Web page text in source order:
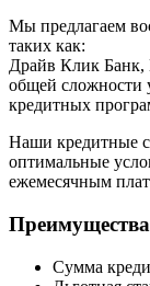
Мы предлагаем
таких как:
Драйв Клик
общей сложности
кредитных
Наши кредитные
оптимальные
ежемесячным
Сумма